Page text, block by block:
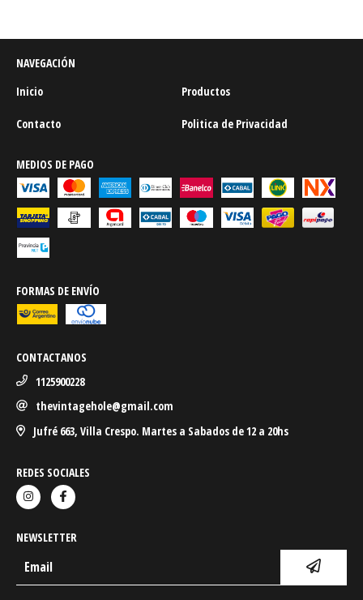
NAVEGACIÓN
Inicio
Productos
Contacto Politica de Privacidad
MEDIOS DE PAGO
FORMAS DE ENVÍO
CONTACTANOS
1125900228
thevintagehole@gmail.com
Jufré 663, Villa Crespo. Martes a Sabados de 12 a 20hs
REDES SOCIALES
NEWSLETTER